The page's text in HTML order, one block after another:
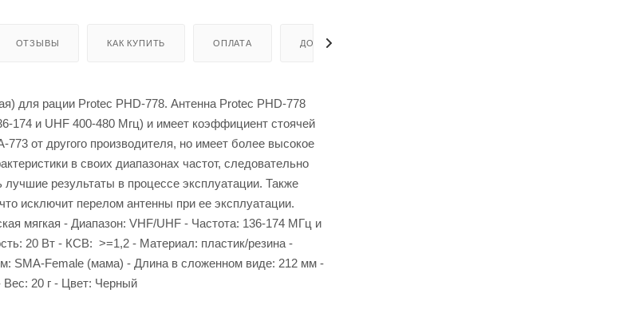
ОТЗЫВЫ КАК КУПИТЬ ОПЛАТА ДОСТАВКА
для рации Protec PHD-778. Антенна Protec PHD-778
174 и UHF 400-480 Мгц) и имеет коэффициент стоячей
от другого производителя, но имеет более высокое
в своих диапазонах частот, следовательно
лучшие результаты в процессе эксплуатации. Также
исключит перелом антенны при ее эксплуатации.
мягкая - Диапазон: VHF/UHF - Частота: 136-174 МГц и
20 Вт - КСВ: >=1,2 - Материал: пластик/резина -
SMA-Female (мама) - Длина в сложенном виде: 212 мм -
20 г - Цвет: Черный